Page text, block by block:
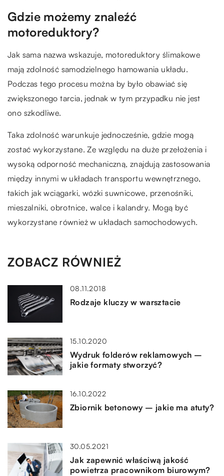
Gdzie możemy znaleźć
motoreduktory?
Jak sama nazwa wskazuje, motoreduktory ślimakowe
mają zdolność samodzielnego hamowania układu.
Podczas tego procesu można by było obawiać się
zwiększonego tarcia, jednak w tym przypadku nie jest
ono szkodliwe.
Taka zdolność warunkuje jednocześnie, gdzie mogą
zostać wykorzystane. Ze względu na duże przełożenia i
wysoką odporność mechaniczną, znajdują zastosowania
między innymi w układach transportu wewnętrznego,
takich jak wciągarki, wózki suwnicowe, przenośniki,
mieszalniki, obrotnice, walce i kalandry. Mogą być
wykorzystane również w układach samochodowych.
ZOBACZ RÓWNIEŻ
08.11.2018
Rodzaje kluczy w warsztacie
15.10.2020
Wydruk folderów reklamowych –
jakie formaty stworzyć?
16.10.2022
Zbiornik betonowy – jakie ma atuty?
30.05.2021
Jak zapewnić właściwą jakość
powietrza pracownikom biurowym?